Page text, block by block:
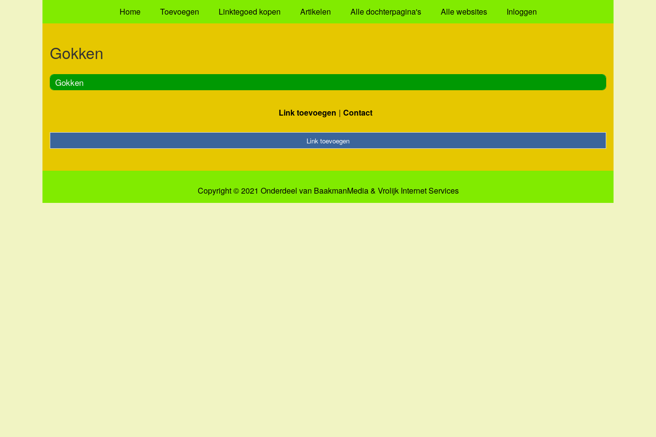
Home Toevoegen Linktegoed kopen Artikelen Alle dochterpagina's Alle websites Inloggen
Gokken
Gokken
Link toevoegen Contact
Link toevoegen
Copyright © 2021 Onderdeel van BaakmanMedia& Vrolijk Internet Services